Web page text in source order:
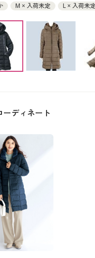
M × 入荷未定 L × 入荷未定
ーディネート